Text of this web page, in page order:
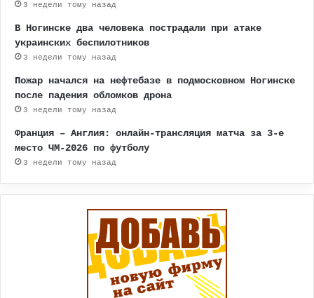
3 недели тому назад
В Ногинске два человека пострадали при атаке
украинских беспилотников
3 недели тому назад
Пожар начался на нефтебазе в подмосковном Ногинске
после падения обломков дрона
3 недели тому назад
Франция – Англия: онлайн-трансляция матча за 3-е
место ЧМ-2026 по футболу
3 недели тому назад